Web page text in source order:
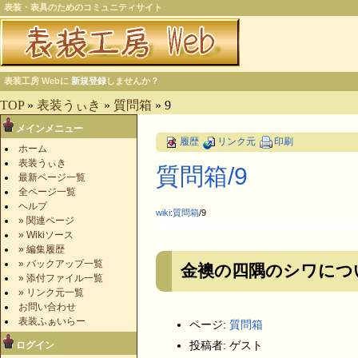
表装・表具のためのコミュニティサイト
表装工房 Webに 新規登録しませんか？
TOP» 表装うぃき » 質問箱 » 9
メインメニュー
ホーム
表装うぃき
最新ページ一覧
全ページ一覧
ヘルプ
» 関連ページ
» Wikiソース
» 編集履歴
» バックアップ一覧
» 添付ファイル一覧
» リンク元一覧
お問い合わせ
表装ふぁいらー
ログイン
履歴 リンク元 印刷
質問箱​/9
wiki:質問箱/9
金襖の四隅のシワに
ページ: 質問箱
投稿者: ゲスト